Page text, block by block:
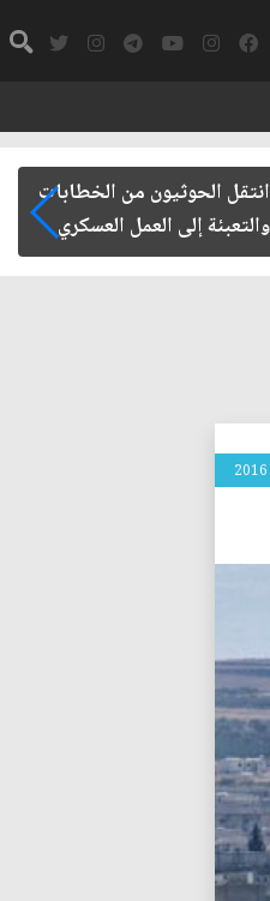
مأزق الزيدي مع الميليشيات